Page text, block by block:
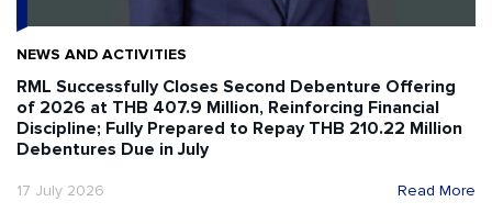
NEWS AND ACTIVITIES
RML Successfully Closes Second Debenture Offering
of 2026 at THB 407.9 Million, Reinforcing Financial
Discipline; Fully Prepared to Repay THB 210.22 Million
Debentures Due in July
17 July 2026 Read More